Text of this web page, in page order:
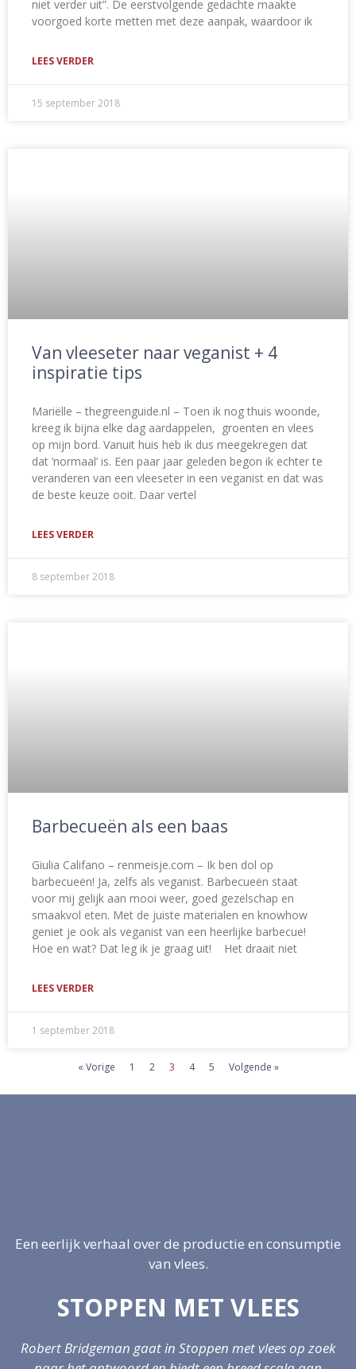
niet verder uit”. De eerstvolgende gedachte maakte
voorgoed korte metten met deze aanpak, waardoor ik
LEES VERDER
15 september 2018
Van vleeseter naar veganist + 4
inspiratie tips
Mariëlle – thegreenguide.nl – Toen ik nog thuis woonde,
kreeg ik bijna elke dag aardappelen, groenten en vlees
op mijn bord. Vanuit huis heb ik dus meegekregen dat
dat ‘normaal’ is. Een paar jaar geleden begon ik echter te
veranderen van een vleeseter in een veganist en dat was
de beste keuze ooit. Daar vertel
LEES VERDER
8 september 2018
Barbecueën als een baas
Giulia Califano – renmeisje.com – Ik ben dol op
barbecueën! Ja, zelfs als veganist. Barbecueën staat
voor mij gelijk aan mooi weer, goed gezelschap en
smaakvol eten. Met de juiste materialen en knowhow
geniet je ook als veganist van een heerlijke barbecue!
Hoe en wat? Dat leg ik je graag uit! Het draait niet
LEES VERDER
1 september 2018
« Vorige 1 2 3 4 5 Volgende »
Een eerlijk verhaal over de productie en consumptie
van vlees.
STOPPEN MET VLEES
Robert Bridgeman gaat in Stoppen met vlees op zoek